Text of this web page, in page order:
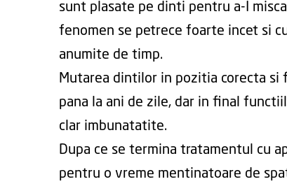
sunt plasate pe dinti pentru a-I
fenomen se petrece foarte incet si
anumite de timp.
Mutarea dintilor in pozitia corecta si
pana la ani de zile, dar in final
clar imbunatatite.
Dupa ce se termina tratamentul cu
pentru o vreme mentinatoare de